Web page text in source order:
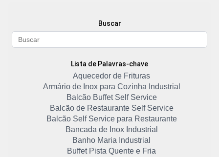
Buscar
Lista de Palavras-chave
Aquecedor de Frituras
Armário de Inox para Cozinha Industrial
Balcão Buffet Self Service
Balcão de Restaurante Self Service
Balcão Self Service para Restaurante
Bancada de Inox Industrial
Banho Maria Industrial
Buffet Pista Quente e Fria